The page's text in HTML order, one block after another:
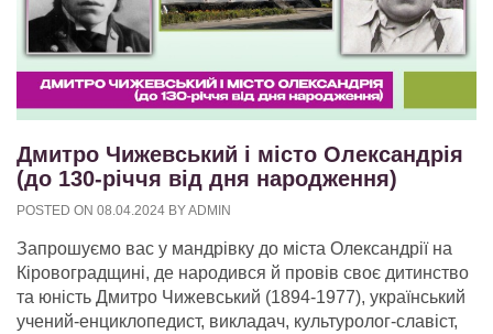
Дмитро Чижевський і місто Олександрія
(до 130-річчя від дня народження)
POSTED ON 08.04.2024 BYADMIN
Запрошуємо вас у мандрівку до міста Олександрії на
Кіровоградщині, де народився й провів своє дитинство
та юність Дмитро Чижевський (1894-1977), український
учений-енциклопедист, викладач, культуролог-славіст,